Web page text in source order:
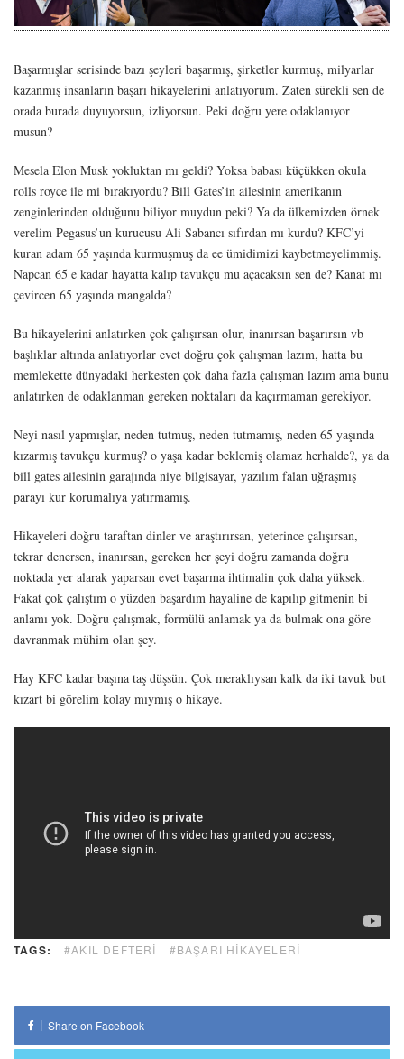
Başarmışlar serisinde bazı şeyleri başarmış, şirketler kurmuş, milyarlar
kazanmış insanların başarı hikayelerini anlatıyorum. Zaten sürekli sen de
orada burada duyuyorsun, izliyorsun. Peki doğru yere odaklanıyor
musun?
Mesela Elon Musk yokluktan mı geldi? Yoksa babası küçükken okula
rolls royce ile mi bırakıyordu? Bill Gates’in ailesinin amerikanın
zenginlerinden olduğunu biliyor muydun peki? Ya da ülkemizden örnek
verelim Pegasus’un kurucusu Ali Sabancı sıfırdan mı kurdu? KFC’yi
kuran adam 65 yaşında kurmuşmuş da ee ümidimizi kaybetmeyelimmiş.
Napcan 65 e kadar hayatta kalıp tavukçu mu açacaksın sen de? Kanat mı
çevircen 65 yaşında mangalda?
Bu hikayelerini anlatırken çok çalışırsan olur, inanırsan başarırsın vb
başlıklar altında anlatıyorlar evet doğru çok çalışman lazım, hatta bu
memlekette dünyadaki herkesten çok daha fazla çalışman lazım ama bunu
anlatırken de odaklanman gereken noktaları da kaçırmaman gerekiyor.
Neyi nasıl yapmışlar, neden tutmuş, neden tutmamış, neden 65 yaşında
kızarmış tavukçu kurmuş? o yaşa kadar beklemiş olamaz herhalde?, ya da
bill gates ailesinin garajında niye bilgisayar, yazılım falan uğraşmış
parayı kur korumalıya yatırmamış.
Hikayeleri doğru taraftan dinler ve araştırırsan, yeterince çalışırsan,
tekrar denersen, inanırsan, gereken her şeyi doğru zamanda doğru
noktada yer alarak yaparsan evet başarma ihtimalin çok daha yüksek.
Fakat çok çalıştım o yüzden başardım hayaline de kapılıp gitmenin bi
anlamı yok. Doğru çalışmak, formülü anlamak ya da bulmak ona göre
davranmak mühim olan şey.
Hay KFC kadar başına taş düşsün. Çok meraklıysan kalk da iki tavuk but
kızart bi görelim kolay mıymış o hikaye.
TAGS: #AKIL DEFTERI #BAŞARI HIKAYELERI
Share on Facebook